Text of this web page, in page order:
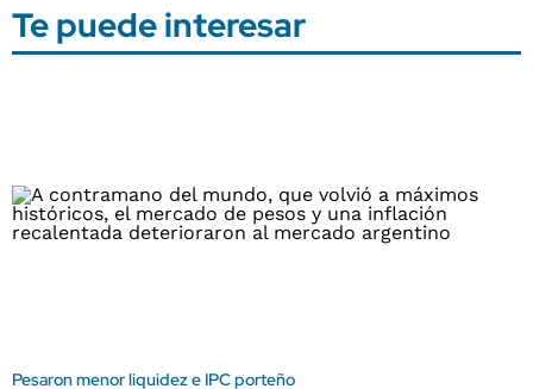
Te puede interesar
Pesaron menor liquidez e IPC porteño